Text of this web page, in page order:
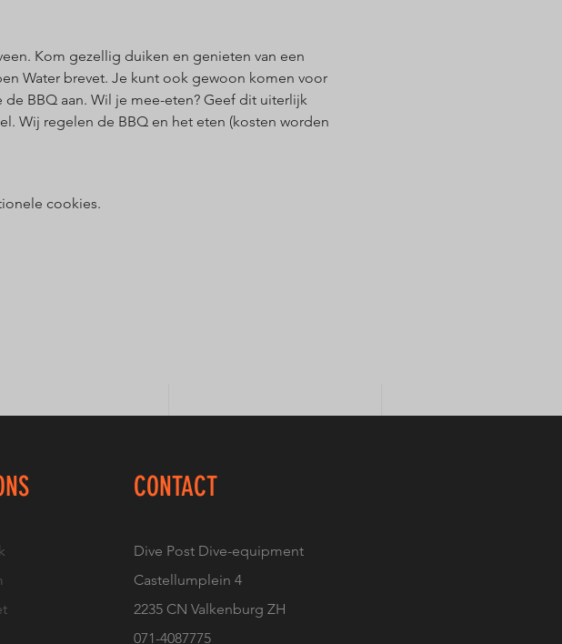
Kom gezellig duiken en genieten van een
Water brevet. Je kunt ook gewoon komen voor
BBQ aan. Wil je mee-eten? Geef dit uiterlijk
Wij regelen de BBQ en het eten (kosten worden
cookies.
CONTACT
Dive Post Dive-equipment
Castellumplein 4
2235 CN Valkenburg ZH
071-4087775